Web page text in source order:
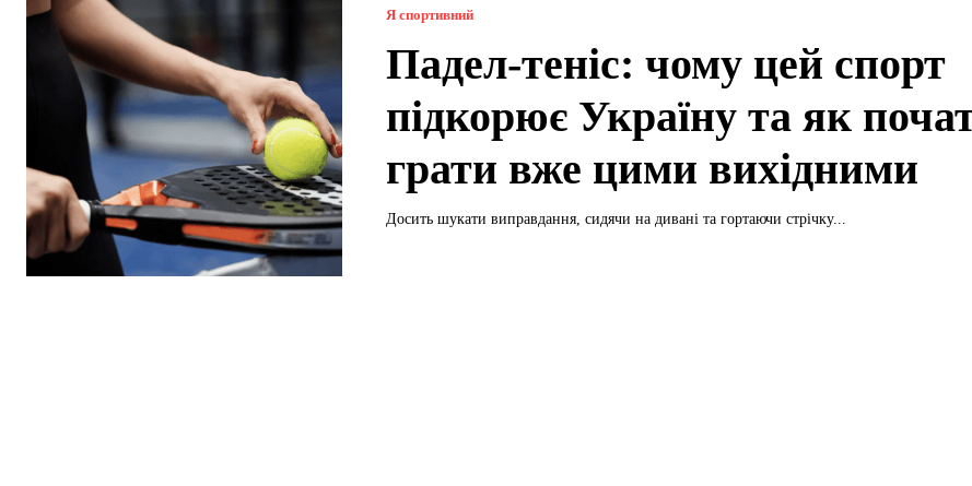
Я спортивний
Падел-теніс: чому цей спорт
підкорює Україну та як
грати вже цими вихідними
Досить шукати виправдання, сидячи на дивані та гортаючи стрічку...